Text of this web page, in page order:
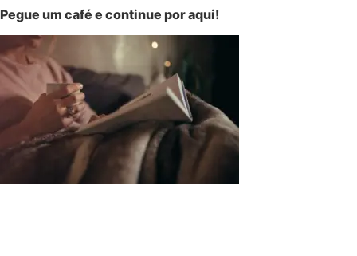
Pegue um café e continue por aqui!